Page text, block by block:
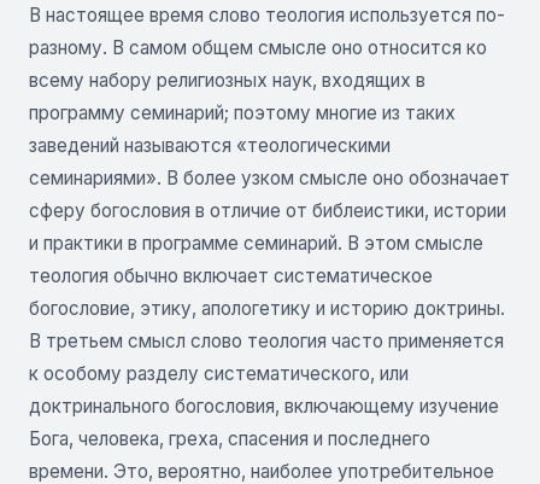
В настоящее время слово теология используется по-
разному. В самом общем смысле оно относится ко
всему набору религиозных наук, входящих в
программу семинарий; поэтому многие из таких
заведений называются «теологическими
семинариями». В более узком смысле оно обозначает
сферу богословия в отличие от библеистики, истории
и практики в программе семинарий. В этом смысле
теология обычно включает систематическое
богословие, этику, апологетику и историю доктрины.
В третьем смысл слово теология часто применяется
к особому разделу систематического, или
доктринального богословия, включающему изучение
Бога, человека, греха, спасения и последнего
времени. Это, вероятно, наиболее употребительное